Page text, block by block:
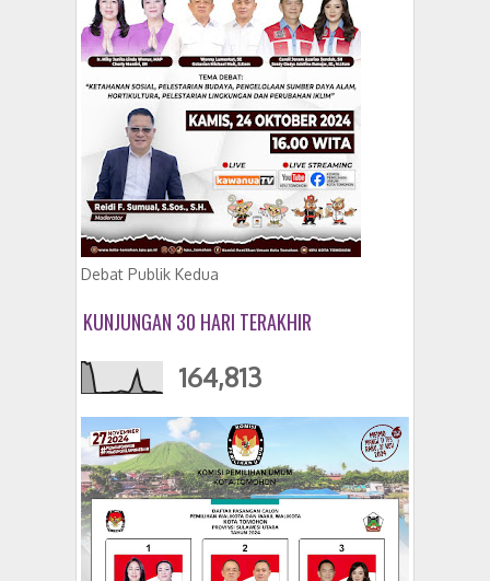
Debat Publik Kedua
KUNJUNGAN 30 HARI TERAKHIR
164,813